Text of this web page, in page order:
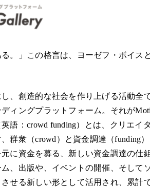
る。」この格言は、ヨーゼフ・ボイ
、創造的な社会を作り上げる活動全
ィングプラットフォーム。それが
語：crowd funding）とは、クリエイ
群衆（crowd）と資金調達（funding
に資金を募る、新しい資金調達の仕
、出版や、イベントの開催、そして
せる新しい形として活用され、累計